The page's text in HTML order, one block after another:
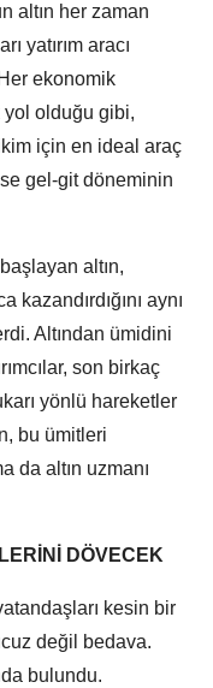
altın her zaman
yatırım aracı
ekonomik
yol olduğu gibi,
için en ideal araç
gel-git döneminin
altın,
kazandırdığını aynı
Altından ümidini
son birkaç
yönlü hareketler
bu ümitleri
da altın uzmanı
DÖVECEK
kesin bir
değil bedava.
bulundu.